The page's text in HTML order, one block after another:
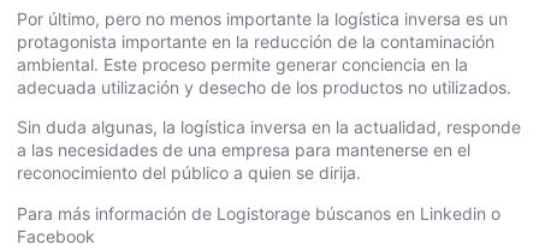
Por último, pero no menos importante la logística inversa es un
protagonista importante en la reducción de la contaminación
ambiental. Este proceso permite generar conciencia en la
adecuada utilización y desecho de los productos no utilizados.
Sin duda algunas, la logística inversa en la actualidad, responde
a las necesidades de una empresa para mantenerse en el
reconocimiento del público a quien se dirija.
Para más información de Logistorage búscanos en Linkedin o
Facebook